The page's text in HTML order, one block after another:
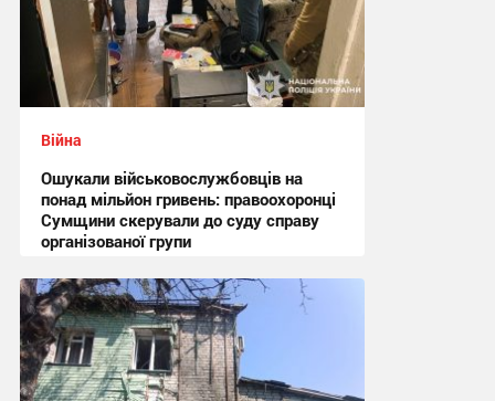
Війна
Ошукали військовослужбовців на
понад мільйон гривень: правоохоронці
Сумщини скерували до суду справу
організованої групи
12:47 вчора